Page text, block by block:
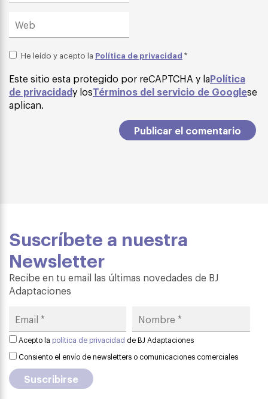
He leído y acepto la Política de privacidad *
Este sitio esta protegido por reCAPTCHA y laPolítica
de privacidady losTérminos del servicio de Googlese
aplican.
Suscríbete a nuestra
Newsletter
Recibe en tu email las últimas novedades de BJ
Adaptaciones
Acepto la política de privacidad de BJ Adaptaciones
Consiento el envío de newsletters o comunicaciones comerciales